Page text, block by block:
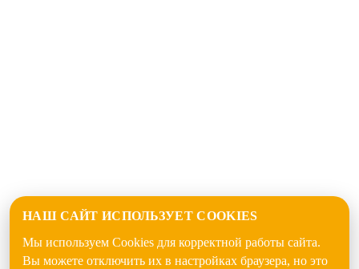
НАШ САЙТ ИСПОЛЬЗУЕТ COOKIES
Мы используем Cookies для корректной работы сайта.
Вы можете отключить их в настройках браузера, но это